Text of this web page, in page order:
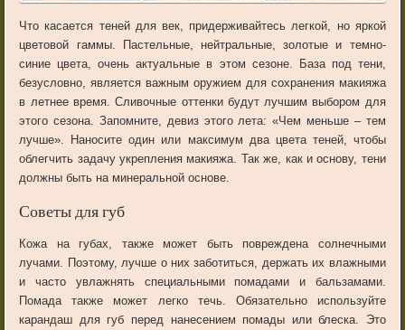
Что касается теней для век, придерживайтесь легкой, но яркой
цветовой гаммы. Пастельные, нейтральные, золотые и темно-
синие цвета, очень актуальные в этом сезоне. База под тени,
безусловно, является важным оружием для сохранения макияжа
в летнее время. Сливочные оттенки будут лучшим выбором для
этого сезона. Запомните, девиз этого лета: «Чем меньше – тем
лучше». Наносите один или максимум два цвета теней, чтобы
облегчить задачу укрепления макияжа. Так же, как и основу, тени
должны быть на минеральной основе.
Советы для губ
Кожа на губах, также может быть повреждена солнечными
лучами. Поэтому, лучше о них заботиться, держать их влажными
и часто увлажнять специальными помадами и бальзамами.
Помада также может легко течь. Обязательно используйте
карандаш для губ перед нанесением помады или блеска. Это